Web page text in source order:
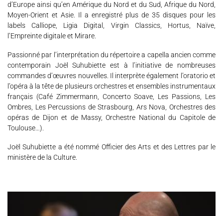
Espace Artistes Contact Presse Partenaires
d’Europe ainsi qu’en Amérique du Nord et du Sud, Afrique du Nord,
Moyen-Orient et Asie. Il a enregistré plus de 35 disques pour les
labels Calliope, Ligia Digital, Virgin Classics, Hortus, Naïve,
l’Empreinte digitale et Mirare.
Passionné par l’interprétation du répertoire a capella ancien comme
contemporain Joël Suhubiette est à l’initiative de nombreuses
commandes d’œuvres nouvelles. Il interprète également l’oratorio et
l’opéra à la tête de plusieurs orchestres et ensembles instrumentaux
français (Café Zimmermann, Concerto Soave, Les Passions, Les
Ombres, Les Percussions de Strasbourg, Ars Nova, Orchestres des
opéras de Dijon et de Massy, Orchestre National du Capitole de
Toulouse…).
Joël Suhubiette a été nommé Officier des Arts et des Lettres par le
ministère de la Culture.